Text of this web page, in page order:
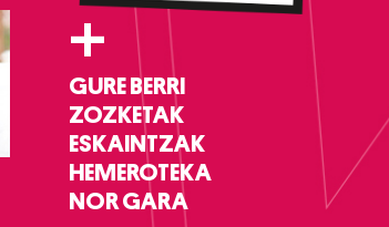
+
GURE BERRI
ZOZKETAK
ESKAINTZAK
HEMEROTEKA
NOR GARA